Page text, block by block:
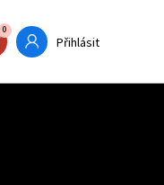
0
Přihlásit